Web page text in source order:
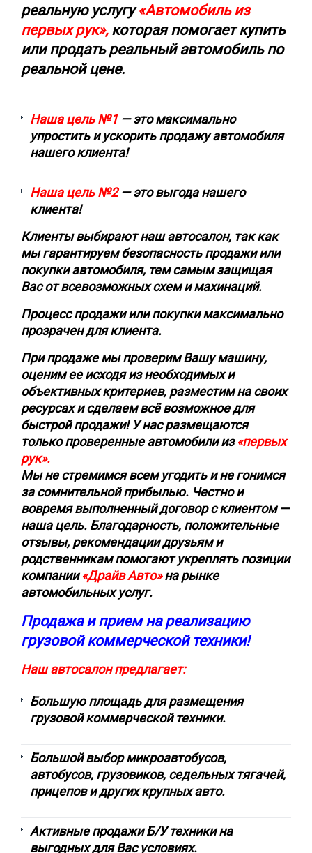
реальную услугу«Автомобиль из
первых рук»,которая помогает купить
или продать реальный автомобиль по
реальной цене.
Наша цель №1 — это максимально
упростить и ускорить продажу автомобиля
нашего клиента!
Наша цель №2 — это выгода нашего
клиента!
Клиенты выбирают наш автосалон, так как
мы гарантируем безопасность продажи или
покупки автомобиля, тем самым защищая
Вас от всевозможных схем и махинаций.
Процесс продажи или покупки максимально
прозрачен для клиента.
При продаже мы проверим Вашу машину,
оценим ее исходя из необходимых и
объективных критериев, разместим на своих
ресурсах и сделаем всё возможное для
быстрой продажи! У нас размещаются
только проверенные автомобили из«первых
рук».
Мы не стремимся всем угодить и не гонимся
за сомнительной прибылью. Честно и
вовремя выполненный договор с клиентом —
наша цель. Благодарность, положительные
отзывы, рекомендации друзьям и
родственникам помогают укреплять позиции
компании «Драйв Авто» на рынке
автомобильных услуг.
Продажа и прием на реализацию
грузовой коммерческой техники!
Наш автосалон предлагает:
Большую площадь для размещения
грузовой коммерческой техники.
Большой выбор микроавтобусов,
автобусов, грузовиков, седельных тягачей,
прицепов и других крупных авто.
Активные продажи Б/У техники на
выгодных для Вас условиях.